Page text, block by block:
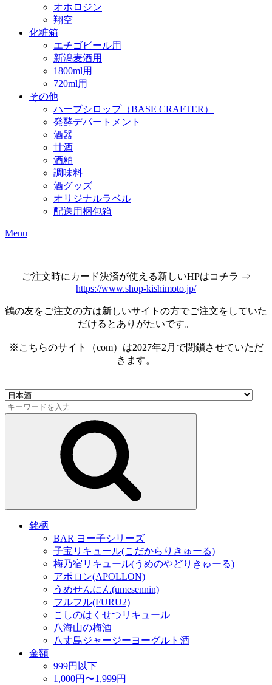
オホロジン
翔空
化粧箱
エチゴビール用
新潟麦酒用
1800ml用
720ml用
その他
ハーブシロップ（BASE CRAFTER）
発酵デパートメント
酒器
甘酒
酒粕
調味料
酒グッズ
オリジナルラベル
配送用梱包箱
Menu
ご注文時にカード決済が使える新しいHPはコチラ ⇒
https://www.shop-kishimoto.jp/
鶴の友をご注文の方は新しいサイトの方でご注文をしていた
だけるとありがたいです。
※こちらのサイト（com）は2027年2月で閉鎖させていただ
きます。
銘柄
BAR ヨー子シリーズ
子宝リキュール(こだからりきゅーる)
梅乃宿リキュール(うめのやどりきゅーる)
アポロン(APOLLON)
うめせんにん(umesennin)
フルフル(FURU2)
こしのはくせつリキュール
八海山の梅酒
八丈島ジャージーヨーグルト酒
金額
999円以下
1,000円〜1,999円